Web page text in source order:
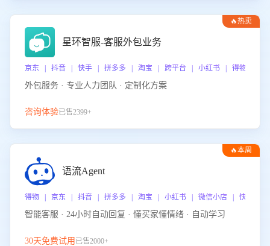
🔥热卖
星环智服-客服外包业务
京东 | 抖音 | 快手 | 拼多多 | 淘宝 | 跨平台 | 小红书 | 得物 | 企
外包服务 · 专业人力团队 · 定制化方案
咨询体验已售2399+
🔥本周
语流Agent
得物 | 京东 | 抖音 | 拼多多 | 淘宝 | 小红书 | 微信小店 | 快手 |
智能客服 · 24小时自动回复 · 懂买家懂情绪 · 自动学习
30天免费试用 已售2000+